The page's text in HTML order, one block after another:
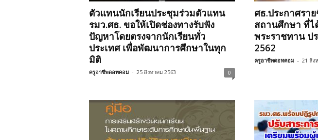
ตัวแทนนักเรียนประชุมร่วมตัวแทน
รมว.ศธ. ขอให้เปิดช่องทางรับฟัง
ปัญหาโดยตรงจากนักเรียนทั่ว
ประเทศ เพื่อพัฒนาการศึกษาในทุก
มิติ
ครูอาชีพดอทคอม - 25 สิงหาคม 2563 0
ศธ.ประกาศรา
สถานศึกษา ที่ไ
พระราชทาน ป
2562
ครูอาชีพดอทคอม - 21 สิง